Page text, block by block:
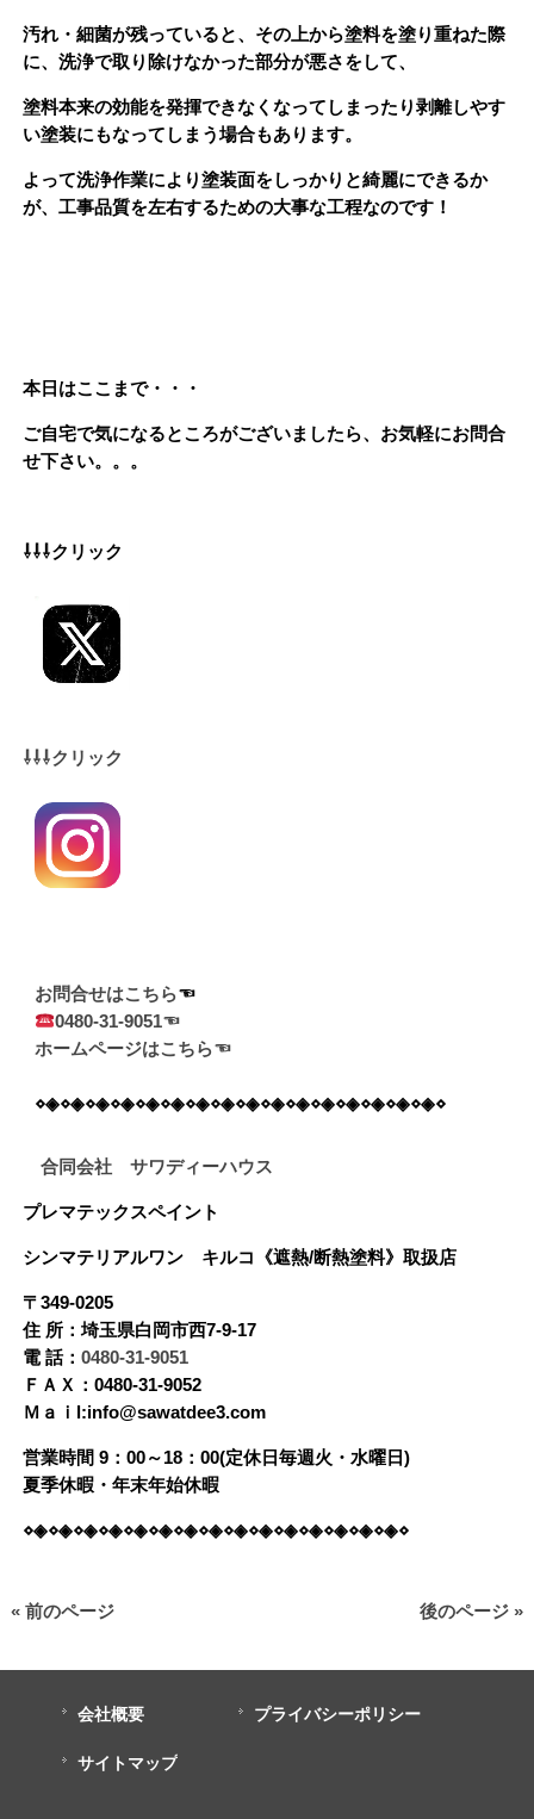
汚れ・細菌が残っていると、その上から塗料を塗り重ねた際
に、洗浄で取り除けなかった部分が悪さをして、
塗料本来の効能を発揮できなくなってしまったり剥離しやす
い塗装にもなってしまう場合もあります。
よって洗浄作業により塗装面をしっかりと綺麗にできるか
が、工事品質を左右するための大事な工程なのです！
本日はここまで・・・
ご自宅で気になるところがございましたら、お気軽にお問合
せ下さい。。。
⇩⇩⇩クリック
⇩⇩⇩クリック
お問合せはこちら
0480-31-9051☜
ホームページはこちら☜
⋄◈⋄◈⋄◈⋄◈⋄◈⋄◈⋄◈⋄◈⋄◈⋄◈⋄◈⋄◈⋄◈⋄◈⋄◈⋄◈⋄
合同会社 サワディーハウス
プレマテックスペイント
シンマテリアルワン キルコ《遮熱/断熱塗料》 取扱店
〒349-0205
住 所：埼玉県白岡市西7-9-17
電 話： 0480-31-9051
ＦＡＸ：0480-31-9052
Ｍａｉl:info@sawatdee3.com
営業時間 9：00～18：00(定休日毎週火・水曜日)
夏季休暇・年末年始休暇
⋄◈⋄◈⋄◈⋄◈⋄◈⋄◈⋄◈⋄◈⋄◈⋄◈⋄◈⋄◈⋄◈⋄◈⋄◈⋄
« 前のページ 後のページ »
会社概要 プライバシーポリシー
サイトマップ